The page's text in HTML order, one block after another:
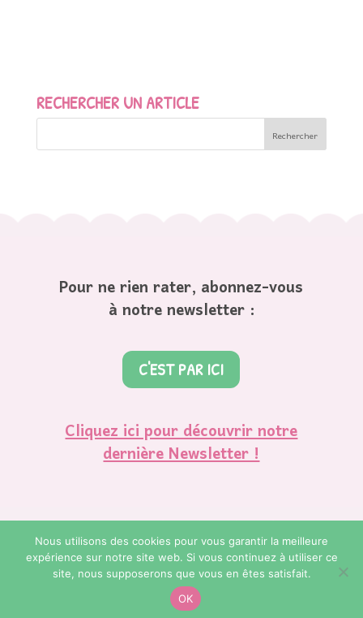
RECHERCHER UN ARTICLE
Pour ne rien rater, abonnez-vous
à notre newsletter :
C'EST PAR ICI
Cliquez ici pour découvrir notre
dernière Newsletter !
© Copyright 2023. Regard de Bébé Plume. Réalisation et
Charlotte Da Mota | La Petite Planète
Nous utilisons des cookies pour vous garantir la meilleure
expérience sur notre site web. Si vous continuez à utiliser ce
site, nous supposerons que vous en êtes satisfait.
OK